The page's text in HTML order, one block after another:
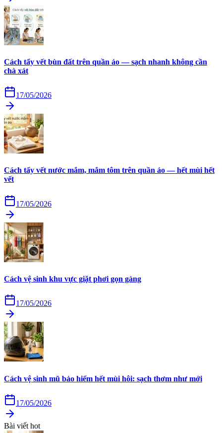
Cách tẩy vết bùn đất trên quần áo — sạch nhanh không cần
chà xát
17/05/2026
Cách tẩy vết nước mắm, mắm tôm trên quần áo — hết mùi hết
vết
17/05/2026
Cách vệ sinh khu vực giặt phơi gọn gàng
17/05/2026
Cách vệ sinh mũ bảo hiểm hết mùi hôi: sạch thơm như mới
17/05/2026
Bài viết hot